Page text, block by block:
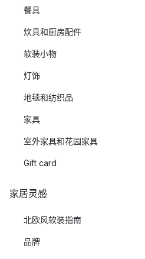
餐具
炊具和厨房配件
软装小物
灯饰
地毯和纺织品
家具
室外家具和花园家具
Gift card
家居灵感
北欧风软装指南
品牌